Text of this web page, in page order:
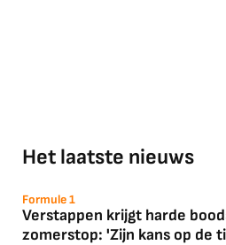
Het laatste nieuws
Formule 1
Verstappen krijgt harde
zomerstop: 'Zijn kans op de